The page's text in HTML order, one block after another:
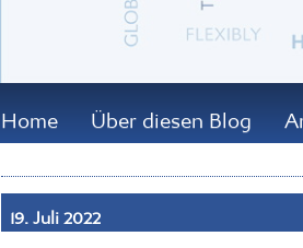
Home Über diesen Blog
19. Juli 2022